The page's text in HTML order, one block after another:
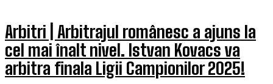
Arbitri | Arbitrajul românesc a ajuns la
cel mai înalt nivel. Istvan Kovacs va
arbitra finala Ligii Campionilor 2025!